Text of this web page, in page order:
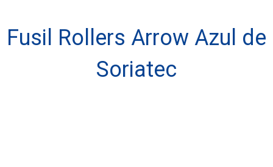
Fusil Rollers Arrow Azul de
Soriatec